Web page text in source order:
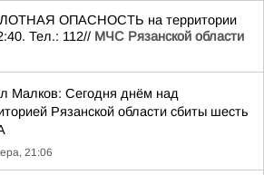
ОПАСНОСТЬ на территории
Тел.: 112// МЧС Рязанской области
Малков: Сегодня днём над
Рязанской области сбиты шесть
21:06